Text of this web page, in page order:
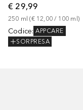
€ 29,99
250 ml (€ 12,00 / 100 ml )
Codice: APPCARE
SORPRESA